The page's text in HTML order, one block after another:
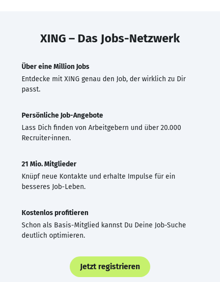
XING – Das Jobs-Netzwerk
Über eine Million Jobs
Entdecke mit XING genau den Job, der wirklich zu Dir
passt.
Persönliche Job-Angebote
Lass Dich finden von Arbeitgebern und über 20.000
Recruiter·innen.
21 Mio. Mitglieder
Knüpf neue Kontakte und erhalte Impulse für ein
besseres Job-Leben.
Kostenlos profitieren
Schon als Basis-Mitglied kannst Du Deine Job-Suche
deutlich optimieren.
Jetzt registrieren